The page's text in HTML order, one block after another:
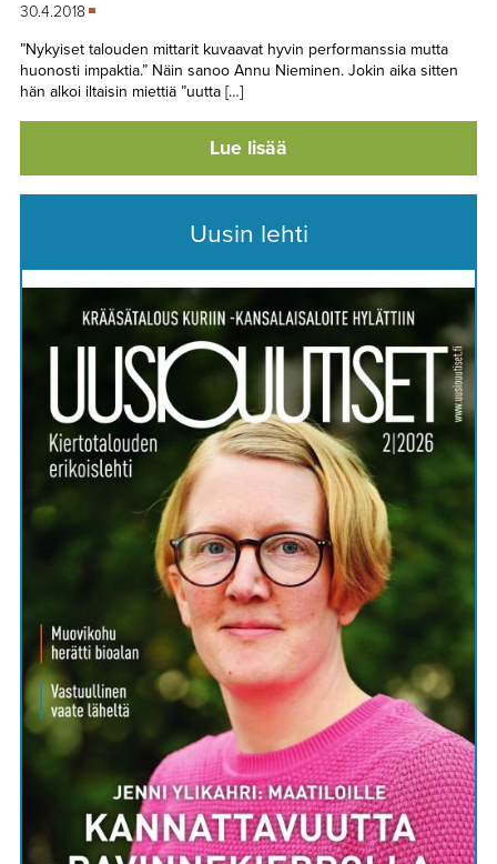
30.4.2018
”Nykyiset talouden mittarit kuvaavat hyvin performanssia mutta
huonosti impaktia.” Näin sanoo Annu Nieminen. Jokin aika sitten
hän alkoi iltaisin miettiä ”uutta […]
Lue lisää
Uusin lehti